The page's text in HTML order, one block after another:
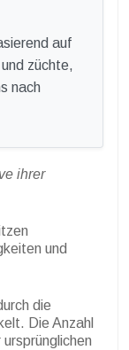
auf
züchte,
nach
ihrer
und
die
Die Anzahl